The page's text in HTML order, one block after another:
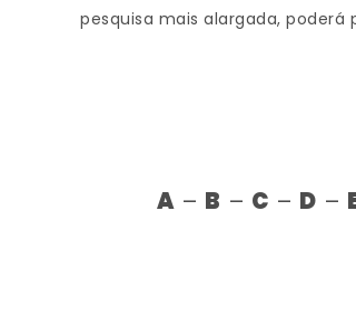
pesquisa mais alargada, poderá
A– B – C – D –